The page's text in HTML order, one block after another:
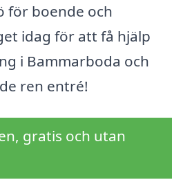
för boende och
idag för att få hjälp
i Bammarboda och
ren entré!
gratis och utan